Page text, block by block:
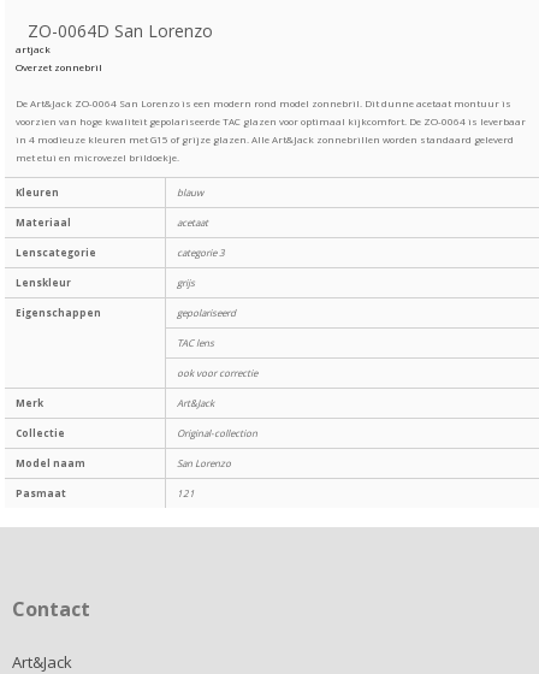
ZO-0064D San Lorenzo
artjack
Overzet zonnebril
De Art&Jack ZO-0064 San Lorenzo is een modern rond model zonnebril. Dit dunne acetaat montuur is
voorzien van hoge kwaliteit gepolariseerde TAC glazen voor optimaal kijkcomfort. De ZO-0064 is leverbaar
in 4 modieuze kleuren met G15 of grijze glazen. Alle Art&Jack zonnebrillen worden standaard geleverd
met etui en microvezel brildoekje.
Kleuren blauw
Materiaal acetaat
Lenscategorie categorie 3
Lenskleur grijs
Eigenschappen gepolariseerd
TAC lens
ook voor correctie
Merk Art&Jack
Collectie Original-collection
Model naam San Lorenzo
Pasmaat 121
Contact
Art&Jack